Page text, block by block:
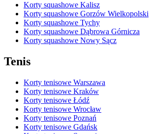
Korty squashowe Kalisz
Korty squashowe Gorzów Wielkopolski
Korty squashowe Tychy
Korty squashowe Dąbrowa Górnicza
Korty squashowe Nowy Sącz
Tenis
Korty tenisowe Warszawa
Korty tenisowe Kraków
Korty tenisowe Łódź
Korty tenisowe Wrocław
Korty tenisowe Poznań
Korty tenisowe Gdańsk